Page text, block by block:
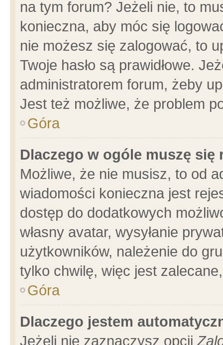
na tym forum? Jeżeli nie, to
konieczna, aby móc się
nie możesz się zalogować, to
Twoje hasło są prawidłowe.
administratorem forum, żeby
Jest też możliwe, że problem
Góra
Dlaczego w ogóle muszę się
Możliwe, że nie musisz, to od
wiadomości konieczna jest
dostęp do dodatkowych
własny avatar, wysyłanie
użytkowników, należenie do
tylko chwilę, więc jest
Góra
Dlaczego jestem
Jeżeli nie zaznaczysz opcji